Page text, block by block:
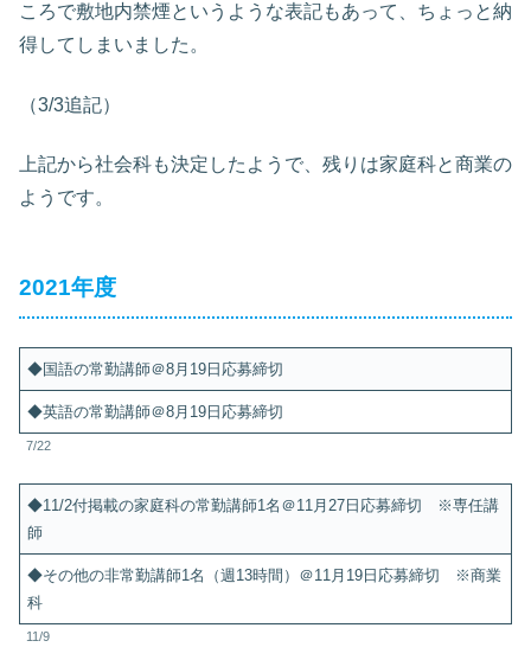
ころで敷地内禁煙というような表記もあって、ちょっと納
得してしまいました。
（3/3追記）
上記から社会科も決定したようで、残りは家庭科と商業の
ようです。
2021年度
◆国語の常勤講師＠8月19日応募締切
◆英語の常勤講師＠8月19日応募締切
7/22
◆11/2付掲載の家庭科の常勤講師1名＠11月27日応募締切 ※専任講
師
◆その他の非常勤講師1名（週13時間）＠11月19日応募締切 ※商業
科
11/9